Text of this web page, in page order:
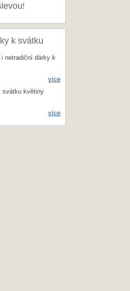
k svátku
netradiční dárky k
více
svátku květiny
více